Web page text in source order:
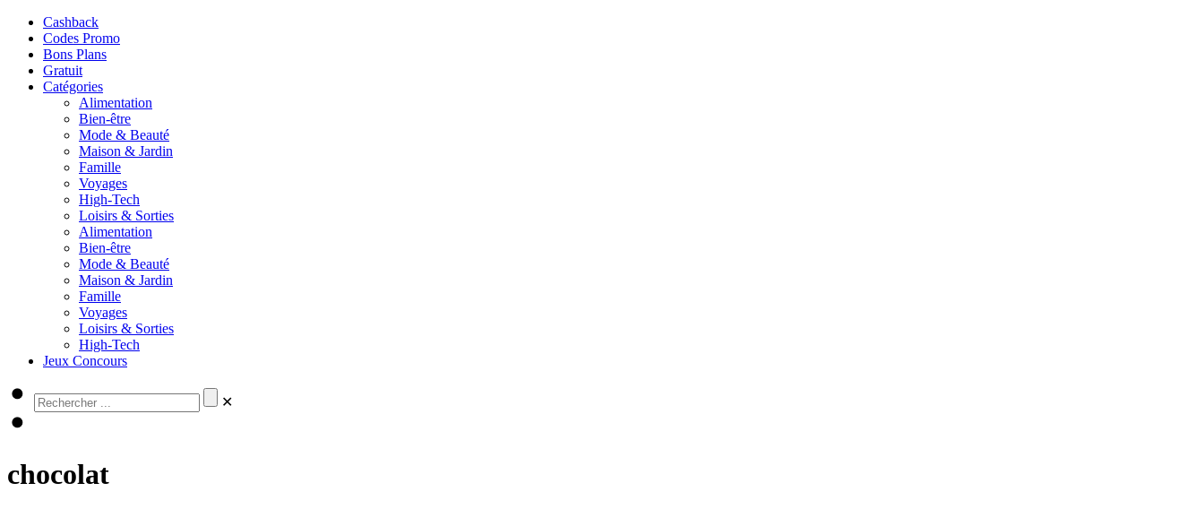
Cashback
Codes Promo
Bons Plans
Gratuit
Catégories
Alimentation
Bien-être
Mode & Beauté
Maison & Jardin
Famille
Voyages
High-Tech
Loisirs & Sorties
Alimentation
Bien-être
Mode & Beauté
Maison & Jardin
Famille
Voyages
Loisirs & Sorties
High-Tech
Jeux Concours
✕
chocolat